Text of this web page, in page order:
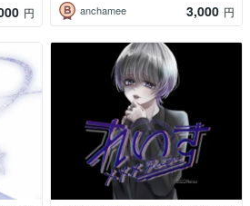
円 anchamee 3,000 円